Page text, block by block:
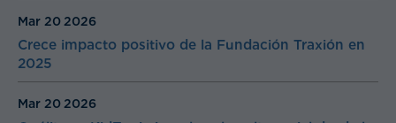
Crece impacto positivo de la Fundación Traxión en
2025
Mar 20 2026
Mar 20 2026